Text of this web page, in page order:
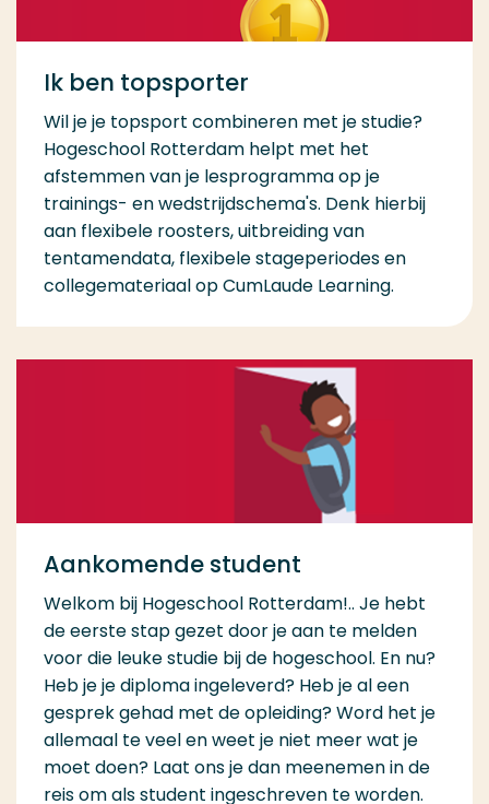
Ik ben topsporter
Wil je je topsport combineren met je studie?
Hogeschool Rotterdam helpt met het
afstemmen van je lesprogramma op je
trainings- en wedstrijdschema's. Denk hierbij
aan flexibele roosters, uitbreiding van
tentamendata, flexibele stageperiodes en
collegemateriaal op CumLaude Learning.
Aankomende student
Welkom bij Hogeschool Rotterdam!.. Je hebt
de eerste stap gezet door je aan te melden
voor die leuke studie bij de hogeschool. En nu?
Heb je je diploma ingeleverd? Heb je al een
gesprek gehad met de opleiding? Word het je
allemaal te veel en weet je niet meer wat je
moet doen? Laat ons je dan meenemen in de
reis om als student ingeschreven te worden.